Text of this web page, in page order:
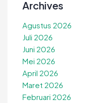
Archives
Agustus 2026
Juli 2026
Juni 2026
Mei 2026
April 2026
Maret 2026
Februari 2026